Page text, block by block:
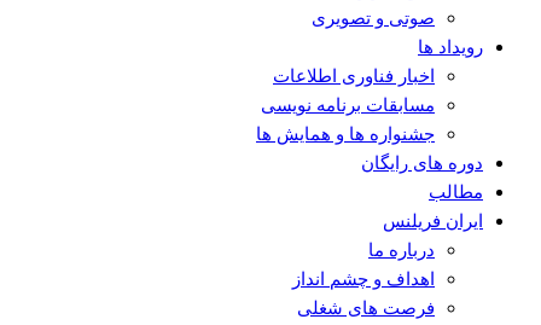
صوتی و تصویری
رویداد ها
اخبار فناوری اطلاعات
مسابقات برنامه نویسی
جشنواره ها و همایش ها
دوره های رایگان
مطالب
ایران فریلنس
درباره ما
اهداف و چشم انداز
فرصت های شغلی